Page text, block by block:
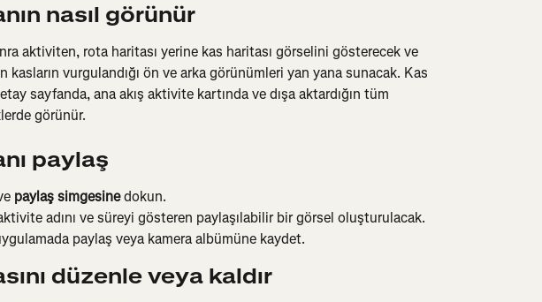
nasıl görünür
aktiviten, rota haritası yerine kas haritası görselini gösterecek ve
kasların vurgulandığı ön ve arka görünümleri yan yana sunacak. Kas
sayfanda, ana akış aktivite kartında ve dışa aktardığın tüm
görünür.
paylaş
paylaş simgesine dokun.
adını ve süreyi gösteren paylaşılabilir bir görsel oluşturulacak.
paylaş veya kamera albümüne kaydet.
düzenle veya kaldır